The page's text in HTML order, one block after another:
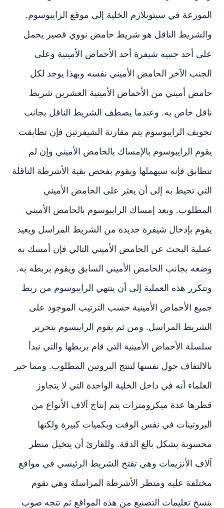
الموزعة في سيتوبلازم الخلية إلى موقع الرايبوسوم.
والشريط الناقل هو شريط حامض نووي قصير يحمل
على أحد جنبيه شيفرة أحد الأحماض الأمينية وعلى
الجنب الآخر الحامض الأميني نفسه وبهذا يوجد لكل
حامض أميني من الأحماض الأمينية العشرين شريط
ناقل خاص به. وعندما يصطف الشريط الناقل بجانب
تجويف الرايبوسوم يتم مقارنة الشيفرتين فإن تطابقت
يقوم الرايبوسوم بالإمساك بالحامض الأميني وإن لم
تتطابق فإنه سيهملها ويقوم بفحص بقية الأشرطة الناقلة
التي تحيط به إلى أن يعثر على الحامض الأميني
المطلوب. وبعد إمساك الرايبوسوم بالحامض الأميني
يقوم بإدخال شيفرة جديدة من الشريط المراسل ويعيد
عملية البحث عن الحامض الأميني التالي فإن أمسك به
وضعه بجانب الحامض الأميني السابق ويقوم بربطه به.
وتتكرر هذه العملية إلى أن ينتهي الرايبوسوم من ربط
جميع الأحماض الأمينية حسب الترتيب الموجود على
الشريط المراسل. ومن ثم يقوم الرايبسوم بتحرير
سلسلة الأحماض الأمينية التي قام بربطها والتي تبدأ
بالالتفاف حول نفسها لتنتج البروتين المطلوب. ومما حير
العلماء أنه في داخل الخلية الواحدة التي لا يتجاوز
قطرها عدة ميكرومترات يتم إنتاج آلاف الأنواع من
البروتينات في نفس الوقت وبكميات كبيرة ولكنها
محسوبة بشكل بالغ الدقة. وللقارئ أن يتخيل منظر
آلاف الأنزيمات وهي تفتح الشريط الرئيسي في مواقع
مختلفة عليه ومنظر الأشرطة المراسلة وهي تقوم
بنسخ تعليمات التصنيع من هذه المواقع ثم تتجه صوب